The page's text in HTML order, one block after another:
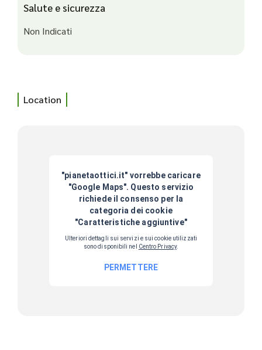
Salute e sicurezza
Non Indicati
Location